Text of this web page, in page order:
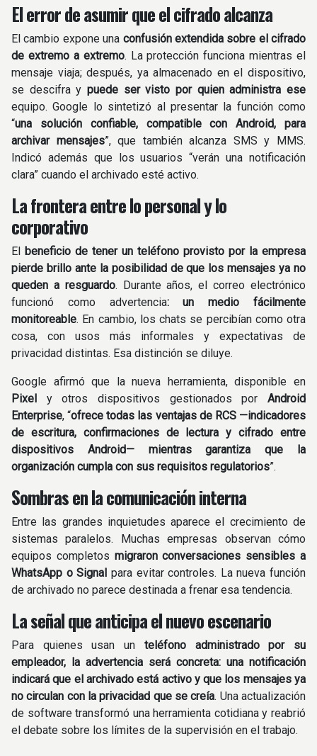
El error de asumir que el cifrado alcanza
El cambio expone una confusión extendida sobre el cifrado
de extremo a extremo. La protección funciona mientras el
mensaje viaja; después, ya almacenado en el dispositivo,
se descifra y puede ser visto por quien administra ese
equipo. Google lo sintetizó al presentar la función como
“una solución confiable, compatible con Android, para
archivar mensajes”, que también alcanza SMS y MMS.
Indicó además que los usuarios “verán una notificación
clara” cuando el archivado esté activo.
La frontera entre lo personal y lo
corporativo
El beneficio de tener un teléfono provisto por la empresa
pierde brillo ante la posibilidad de que los mensajes ya no
queden a resguardo. Durante años, el correo electrónico
funcionó como advertencia: un medio fácilmente
monitoreable. En cambio, los chats se percibían como otra
cosa, con usos más informales y expectativas de
privacidad distintas. Esa distinción se diluye.
Google afirmó que la nueva herramienta, disponible en
Pixel y otros dispositivos gestionados porAndroid
Enterprise, “ofrece todas las ventajas de RCS —indicadores
de escritura, confirmaciones de lectura y cifrado entre
dispositivos Android— mientras garantiza que la
organización cumpla con sus requisitos regulatorios”.
Sombras en la comunicación interna
Entre las grandes inquietudes aparece el crecimiento de
sistemas paralelos. Muchas empresas observan cómo
equipos completos migraron conversaciones sensibles a
WhatsApp o Signal para evitar controles. La nueva función
de archivado no parece destinada a frenar esa tendencia.
La señal que anticipa el nuevo escenario
Para quienes usan un teléfono administrado por su
empleador, la advertencia será concreta: una notificación
indicará que el archivado está activo y que los mensajes ya
no circulan con la privacidad que se creía. Una actualización
de software transformó una herramienta cotidiana y reabrió
el debate sobre los límites de la supervisión en el trabajo.